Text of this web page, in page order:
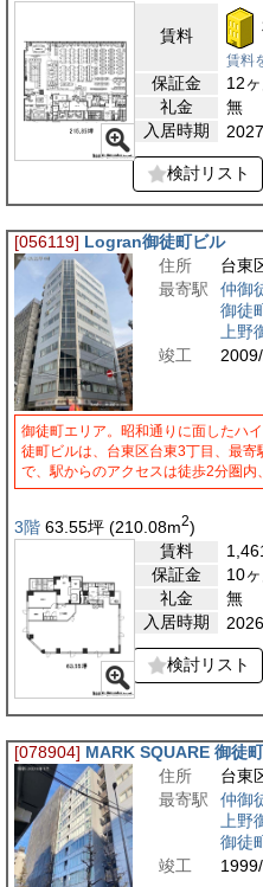
賃料
賃料
保証金
12ヶ
礼金
無
入居時期
検討リスト
[056119] Logran御徒町ビル
住所
台東
最寄駅
仲御
御徒
上野
竣工
御徒町エリア。昭和通りに面したハ
徒町ビルは、台東区台東3丁目、最
で、駅からのアクセスは徒歩2分圏
3階 63.55坪 (210.08m2)
賃料
保証金
10ヶ
礼金
無
入居時期
検討リスト
[078904] MARK SQUARE 御徒町
住所
台東
最寄駅
仲御
上野
御徒
竣工